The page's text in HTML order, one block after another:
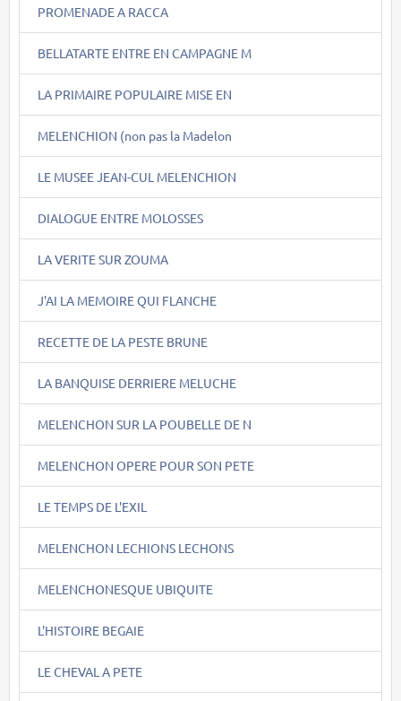
PROMENADE A RACCA
BELLATARTE ENTRE EN CAMPAGNE M
LA PRIMAIRE POPULAIRE MISE EN
MELENCHION (non pas la Madelon
LE MUSEE JEAN-CUL MELENCHION
DIALOGUE ENTRE MOLOSSES
LA VERITE SUR ZOUMA
J'AI LA MEMOIRE QUI FLANCHE
RECETTE DE LA PESTE BRUNE
LA BANQUISE DERRIERE MELUCHE
MELENCHON SUR LA POUBELLE DE N
MELENCHON OPERE POUR SON PETE
LE TEMPS DE L'EXIL
MELENCHON LECHIONS LECHONS
MELENCHONESQUE UBIQUITE
L'HISTOIRE BEGAIE
LE CHEVAL A PETE